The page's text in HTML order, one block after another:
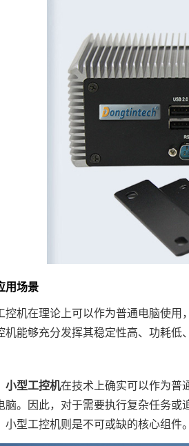
用场景
在理论上可以作为普通电脑使用
机能够充分发挥其稳定性高、功耗低
小型工控机在技术上确实可以作为普
脑。因此，对于需要执行复杂任务
型工控机则是不可或缺的核心组件。